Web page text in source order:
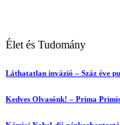
Élet és Tudomány
Láthatatlan invázió – Száz éve
Kedves Olvasónk! – Prima